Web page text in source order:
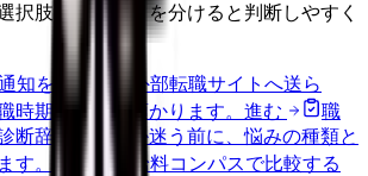
択肢・相談先」を分けると判断しやすく
知を受け取る
外部転職サイトへ送ら
時期を自社で預かります。 進む
職
断辞めるべきか迷う前に、悩みの種類と
す。
進む
給料コンパスで比較する